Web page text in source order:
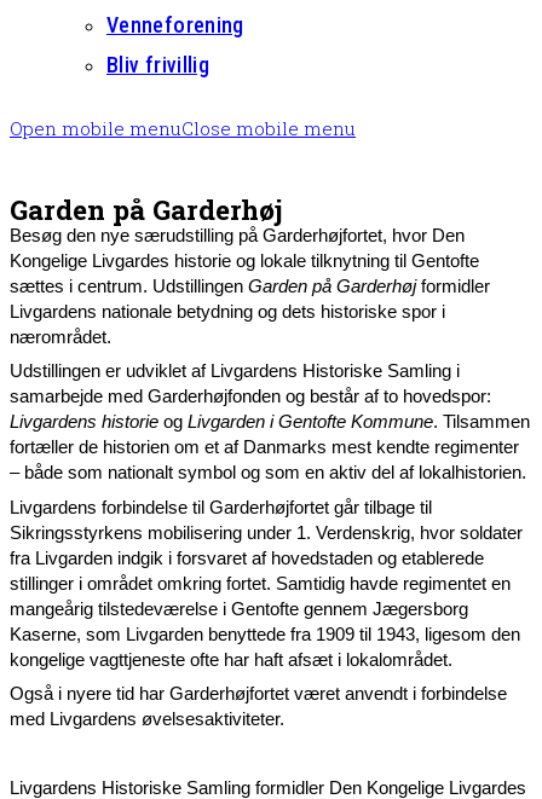
Venneforening
Bliv frivillig
Open mobile menuClose mobile menu
Garden på Garderhøj
Besøg den nye særudstilling på Garderhøjfortet, hvor Den
Kongelige Livgardes historie og lokale tilknytning til Gentofte
sættes i centrum. Udstillingen Garden på Garderhøjformidler
Livgardens nationale betydning og dets historiske spor i
nærområdet.
Udstillingen er udviklet af Livgardens Historiske Samling i
samarbejde med Garderhøjfonden og består af to hovedspor:
Livgardens historie og Livgarden i Gentofte Kommune. Tilsammen
fortæller de historien om et af Danmarks mest kendte regimenter
– både som nationalt symbol og som en aktiv del af lokalhistorien.
Livgardens forbindelse til Garderhøjfortet går tilbage til
Sikringsstyrkens mobilisering under 1. Verdenskrig, hvor soldater
fra Livgarden indgik i forsvaret af hovedstaden og etablerede
stillinger i området omkring fortet. Samtidig havde regimentet en
mangeårig tilstedeværelse i Gentofte gennem Jægersborg
Kaserne, som Livgarden benyttede fra 1909 til 1943, ligesom den
kongelige vagttjeneste ofte har haft afsæt i lokalområdet.
Også i nyere tid har Garderhøjfortet været anvendt i forbindelse
med Livgardens øvelsesaktiviteter.
Livgardens Historiske Samling formidler Den Kongelige Livgardes